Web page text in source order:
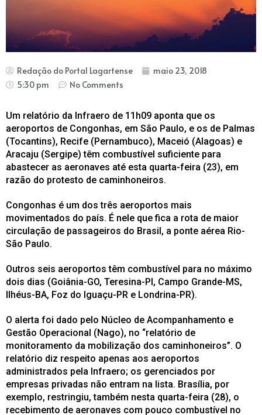
Redação do Portal Lagartense
maio 23, 2018
5:30 pm
No Comments
Um relatório da Infraero de 11h09 aponta que os
aeroportos de Congonhas, em São Paulo, e os de Palmas
(Tocantins), Recife (Pernambuco), Maceió (Alagoas) e
Aracaju (Sergipe) têm combustível suficiente para
abastecer as aeronaves até esta quarta-feira (23), em
razão do protesto de caminhoneiros.
Congonhas é um dos três aeroportos mais
movimentados do país. É nele que fica a rota de maior
circulação de passageiros do Brasil, a ponte aérea Rio-
São Paulo.
Outros seis aeroportos têm combustível para no máximo
dois dias (Goiânia-GO, Teresina-PI, Campo Grande-MS,
Ilhéus-BA, Foz do Iguaçu-PR e Londrina-PR).
O alerta foi dado pelo Núcleo de Acompanhamento e
Gestão Operacional (Nago), no “relatório de
monitoramento da mobilização dos caminhoneiros”. O
relatório diz respeito apenas aos aeroportos
administrados pela Infraero; os gerenciados por
empresas privadas não entram na lista. Brasília, por
exemplo, restringiu, também nesta quarta-feira (28), o
recebimento de aeronaves com pouco combustível no